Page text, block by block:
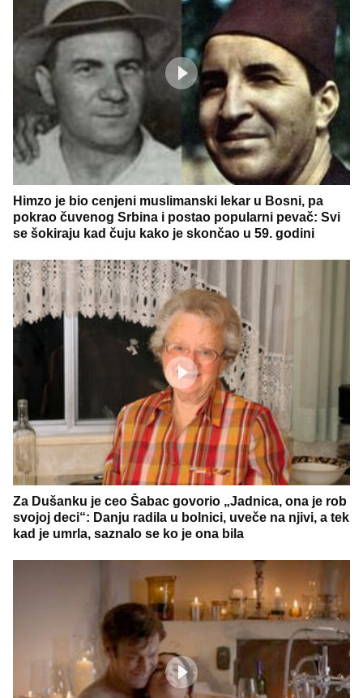
Himzo je bio cenjeni muslimanski lekar u Bosni, pa
pokrao čuvenog Srbina i postao popularni pevač: Svi
se šokiraju kad čuju kako je skončao u 59. godini
Za Dušanku je ceo Šabac govorio „Jadnica, ona je rob
svojoj deci“: Danju radila u bolnici, uveče na njivi, a tek
kad je umrla, saznalo se ko je ona bila